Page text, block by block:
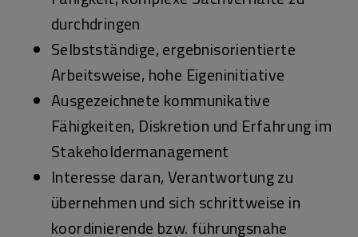
durchdringen
Selbstständige, ergebnisorientierte
Arbeitsweise, hohe Eigeninitiative
Ausgezeichnete kommunikative
Fähigkeiten, Diskretion und Erfahrung im
Stakeholdermanagement
Interesse daran, Verantwortung zu
übernehmen und sich schrittweise in
koordinierende bzw. führungsnahe